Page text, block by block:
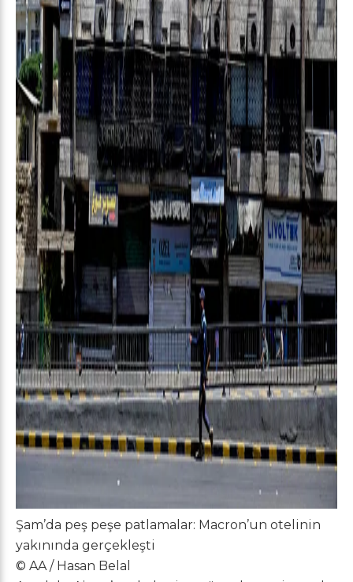
Şam’da peş peşe patlamalar: Macron’un otelinin
yakınında gerçekleşti
© AA / Hasan Belal